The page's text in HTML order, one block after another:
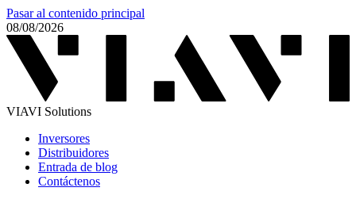
Pasar al contenido principal
08/08/2026
VIAVI Solutions
Inversores
Distribuidores
Entrada de blog
Contáctenos